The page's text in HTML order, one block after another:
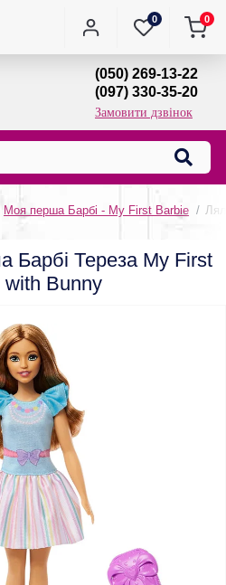
0 0
(050) 269-13-22
(097) 330-35-20
Замовити дзвінок
Моя перша Барбі - My First Barbie
Барбі Тереза My First
with Bunny